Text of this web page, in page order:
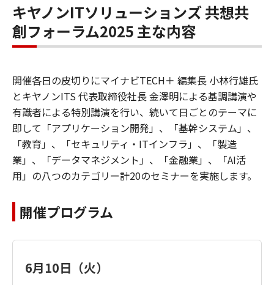
キヤノンITソリューションズ 共想共
創フォーラム2025 主な内容
開催各日の皮切りにマイナビTECH＋ 編集長 小林行雄氏
とキヤノンITS 代表取締役社長 金澤明による基調講演や
有識者による特別講演を行い、続いて日ごとのテーマに
即して「アプリケーション開発」、「基幹システム」、
「教育」、「セキュリティ・ITインフラ」、「製造
業」、「データマネジメント」、「金融業」、「AI活
用」の八つのカテゴリー計20のセミナーを実施します。
開催プログラム
6月10日（火）